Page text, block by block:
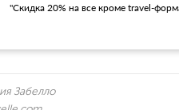
"Скидка 20% на все кроме travel-
Забелло